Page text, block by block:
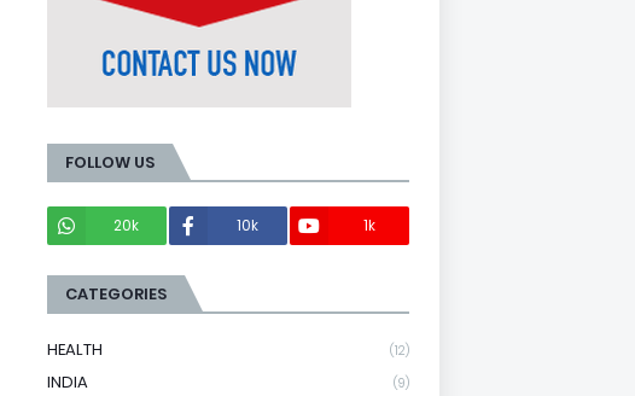
FOLLOW US
20k
10k 1k
CATEGORIES
HEALTH (12)
INDIA (9)